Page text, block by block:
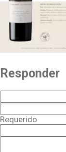
Responder
Requerido